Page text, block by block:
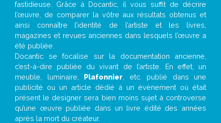
fastidieuse. Grâce à Docantic, il vous suffit de décrire
l’œuvre, de comparer la vôtre aux résultats obtenus et
ainsi connaître l’identité de l’artiste et les livres,
magazines et revues anciennes dans lesquels l’œuvre a
été publiée.
Docantic se focalise sur la documentation ancienne,
c’est-à-dire publiée du vivant de l’artiste. En effet, un
meuble, luminaire, Plafonnier , etc. publié dans une
publicité ou un article dédié à un évènement où était
présent le designer sera bien moins sujet à controverse
qu’une œuvre publiée dans un livre édité des années
après la mort du créateur.